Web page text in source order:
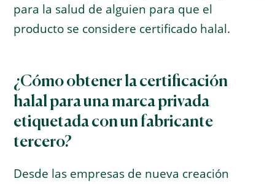
para la salud de alguien para que el
producto se considere certificado halal.
¿Cómo obtener la certificación
halal para una marca privada
etiquetada con un fabricante
tercero?
Desde las empresas de nueva creación